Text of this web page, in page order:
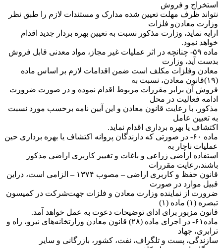
استخراج و فروش
نتواند ظرف مهلت تعیین شده مدارک و مستندات لازم را طبق نظر
وزارت معادن‌و فلزات
ارایه نماید، وزارت مذکور نسبت به تعیین بهره بردار جدید اقدام
خواهد نمود.
‌ماده ۵۹- چنانچه در اثر عملیات غیر مجاز، مواد معدنی قابل فروش
بدست آید، وزارت
معادن وفلزات مکلف است ضمن اقدامات لازم بر اساس ماده
(۱۹)‌قانون معادن، نسبت به
فروش آن برابر مقررات مربوط اقدام نموده و در صورت ضرورت
ادامه فعالیت در محل
مذکور، با رعایت قانون معادن و این آیین نامه بر‌حسب مورد نسبت
به تعیین عامل
اکتشاف یا بهره برداری اقدام نماید.
‌ماده ۶۰- در صورتی که دارندگان پروانه اکتشاف یا بهره برداری حین
عملیات ناچار به
استفاده اراضی زراعی و باغات و تغییر کاربری اراضی مذکور
باشند،‌رعایت مقررات
قانون حفظ و کاربری اراضی – مصوب ۱۳۷۴ – الزامی است، دراین
قبیل موارد در صورت
ضرورت از نماینده وزارت معادن و فلزات جهت‌شرکت در کمیسون
تبصره (۱) ماده (۱)
قانون مزبور برای ادای توضیحات دعوت به عمل خواهد آمد.
‌ماده۶۱- در اجرای ماده (۲۸) قانون معادن وزارتخانه‌های نیرو، راه و
ترابری، جهاد
سازندگی، پست و تلگراف، نفت، کشور، بازرگانی و سایر